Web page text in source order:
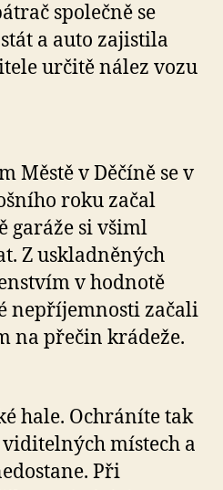
společně se
a auto zajistila
určitě nález vozu
Městě v Děčíně se v
roku začal
garáže si všiml
Z uskladněných
v hodnotě
nepříjemnosti začali
na přečin krádeže.
hale. Ochráníte tak
místech a
Při